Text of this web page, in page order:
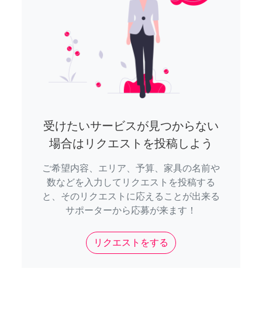
受けたいサービスが見つからない
場合はリクエストを投稿しよう
ご希望内容、エリア、予算、家具の名前や
数などを入力してリクエストを投稿する
と、そのリクエストに応えることが出来る
サポーターから応募が来ます！
リクエストをする